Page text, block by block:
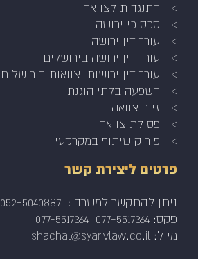
התנגדות לצוואה
סכסוכי ירושה
עורך דין ירושה
עורך דין ירושה בירושלים
עורך דין ירושות וצוואות בירושלים
השפעה בלתי הוגנת
זיוף צוואה
פסילת צוואה
פירוק שיתוף במקרקעין
פרטים ליצירת קשר
ניתן להתקשר למשרד :
052-5040887
פקס: 077-5517364
077-5517364
מייל: shachal@syarivlaw.co.il